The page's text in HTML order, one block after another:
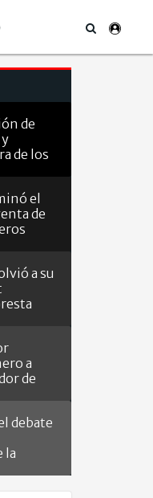
de
de los
el
de
a su
a
de
debate
la